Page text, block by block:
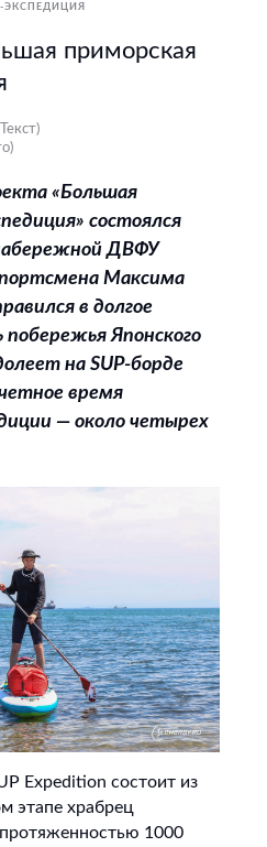
ЭКСПЕДИЦИЯ
приморская
«Большая
состоялся
ДВФУ
Максима
в долгое
Японского
на SUP-борде
время
— около четырех
Expedition состоит из
этапе храбрец
1000